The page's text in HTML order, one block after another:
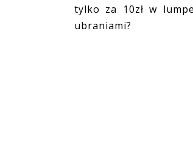
tylko za 10zł w
ubraniami?